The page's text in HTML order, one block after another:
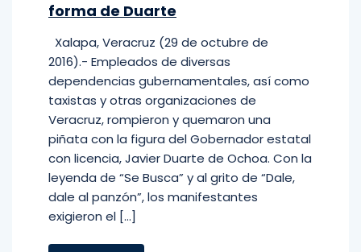
forma de Duarte
Xalapa, Veracruz (29 de octubre de
2016).- Empleados de diversas
dependencias gubernamentales, así como
taxistas y otras organizaciones de
Veracruz, rompieron y quemaron una
piñata con la figura del Gobernador estatal
con licencia, Javier Duarte de Ochoa. Con la
leyenda de “Se Busca” y al grito de “Dale,
dale al panzón”, los manifestantes
exigieron el […]